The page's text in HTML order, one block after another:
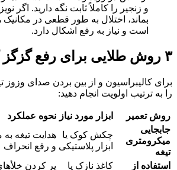
و زنجیر را کاملاً ثابت نگه دارید. اگر
بماند، اختلال به طور قطعی در مکانیک
است و نیاز به رفع اشکال دارد.
۳ روش طلایی برای رفع گزگز کالیمبا در خانه
برای کالیبراسیون و از بین بردن صدای وزوز
را به ترتیب اولویت انجام دهید:
روش تعمیر ابزار مورد نیاز نحوه عملکرد
جابجایی
میکرومتری
تیغه
چکش کوک یا
ابزار پلاستیکی
هدایت تیغه
و رفع
استفاده از
کاغذ نازک یا
پر کردن